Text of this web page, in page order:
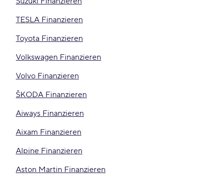
TESLA Finanzieren
Toyota Finanzieren
Volkswagen Finanzieren
Volvo Finanzieren
ŠKODA Finanzieren
Aiways Finanzieren
Aixam Finanzieren
Alpine Finanzieren
Aston Martin Finanzieren